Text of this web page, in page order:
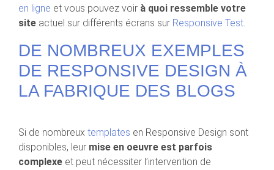
en ligne et vous pouvez voir à quoi ressemble votre
site actuel sur différents écrans sur Responsive Test.
DE NOMBREUX EXEMPLES
DE RESPONSIVE DESIGN À
LA FABRIQUE DES BLOGS
Si de nombreux templates en Responsive Design sont
disponibles, leur mise en oeuvre est parfois
complexe et peut nécessiter l’intervention de